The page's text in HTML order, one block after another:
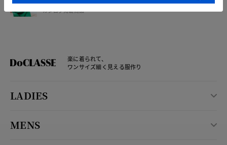
カタログ掲載商品
楽に着られて、
ワンサイズ細く見える服作り
LADIES
MENS